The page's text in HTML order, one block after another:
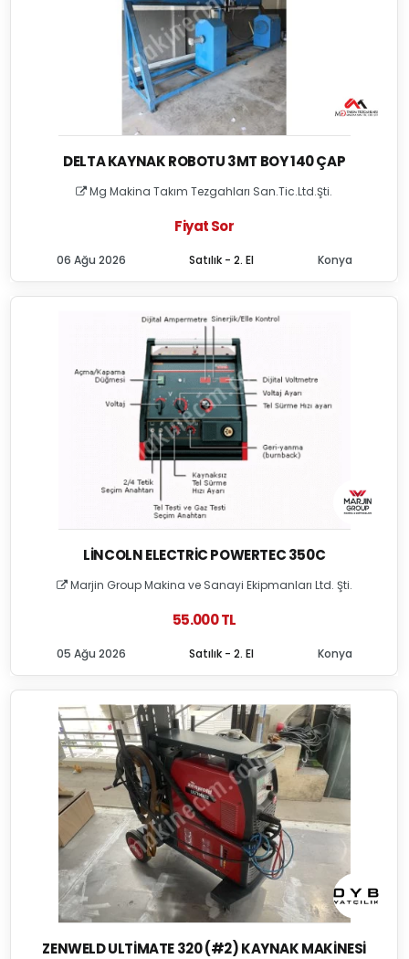
DELTA KAYNAK ROBOTU 3MT BOY 140 ÇAP
Mg Makina Takım Tezgahları San.Tic.Ltd.Şti.
Fiyat Sor
Satılık - 2. El
06 Ağu 2026 Konya
LINCOLN ELECTRIC POWERTEC 350C
Marjin Group Makina ve Sanayi Ekipmanları Ltd. Şti.
55.000 TL
Satılık - 2. El
05 Ağu 2026 Konya
ZENWELD ULTIMATE 320 (#2) KAYNAK MAKINESI